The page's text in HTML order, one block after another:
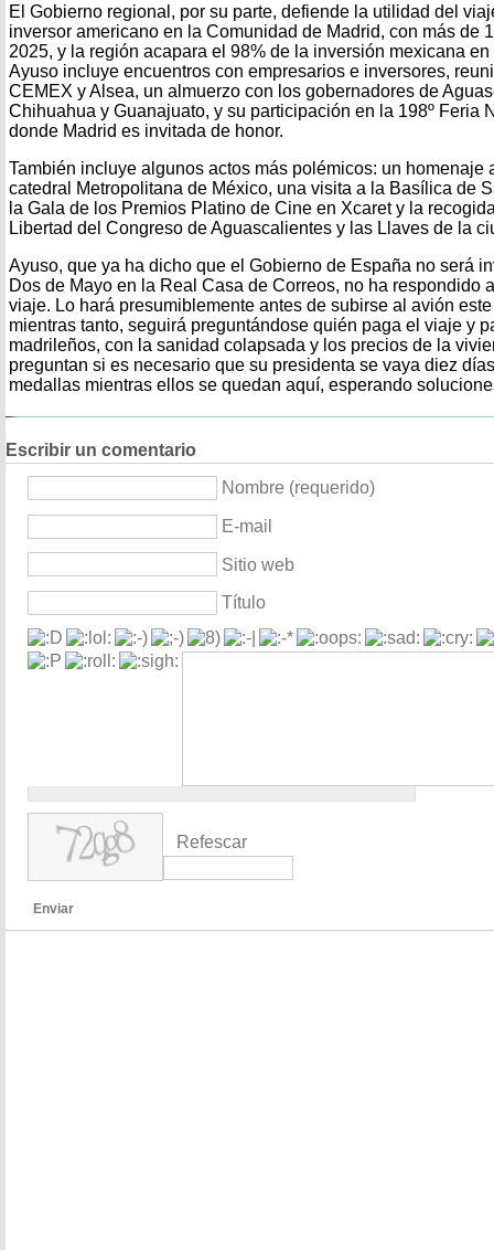
El Gobierno regional, por su parte, defiende la utilidad del
inversor americano en la Comunidad de Madrid, con más de
2025, y la región acapara el 98% de la inversión mexicana
Ayuso incluye encuentros con empresarios e inversores,
CEMEX y Alsea, un almuerzo con los gobernadores de
Chihuahua y Guanajuato, y su participación en la 198º Feria
donde Madrid es invitada de honor.
También incluye algunos actos más polémicos: un homenaje
catedral Metropolitana de México, una visita a la Basílica de
la Gala de los Premios Platino de Cine en Xcaret y la
Libertad del Congreso de Aguascalientes y las Llaves de la
Ayuso, que ya ha dicho que el Gobierno de España no será
Dos de Mayo en la Real Casa de Correos, no ha respondido
viaje. Lo hará presumiblemente antes de subirse al avión
mientras tanto, seguirá preguntándose quién paga el viaje y
madrileños, con la sanidad colapsada y los precios de la
preguntan si es necesario que su presidenta se vaya diez
medallas mientras ellos se quedan aquí, esperando
Escribir un comentario
Nombre (requerido)
E-mail
Sitio web
Título
Refescar
Enviar